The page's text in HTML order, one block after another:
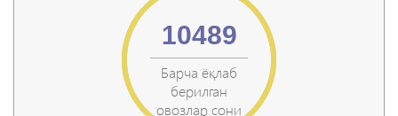
Барча ёқлаб
берилган
овозлар сони
10489